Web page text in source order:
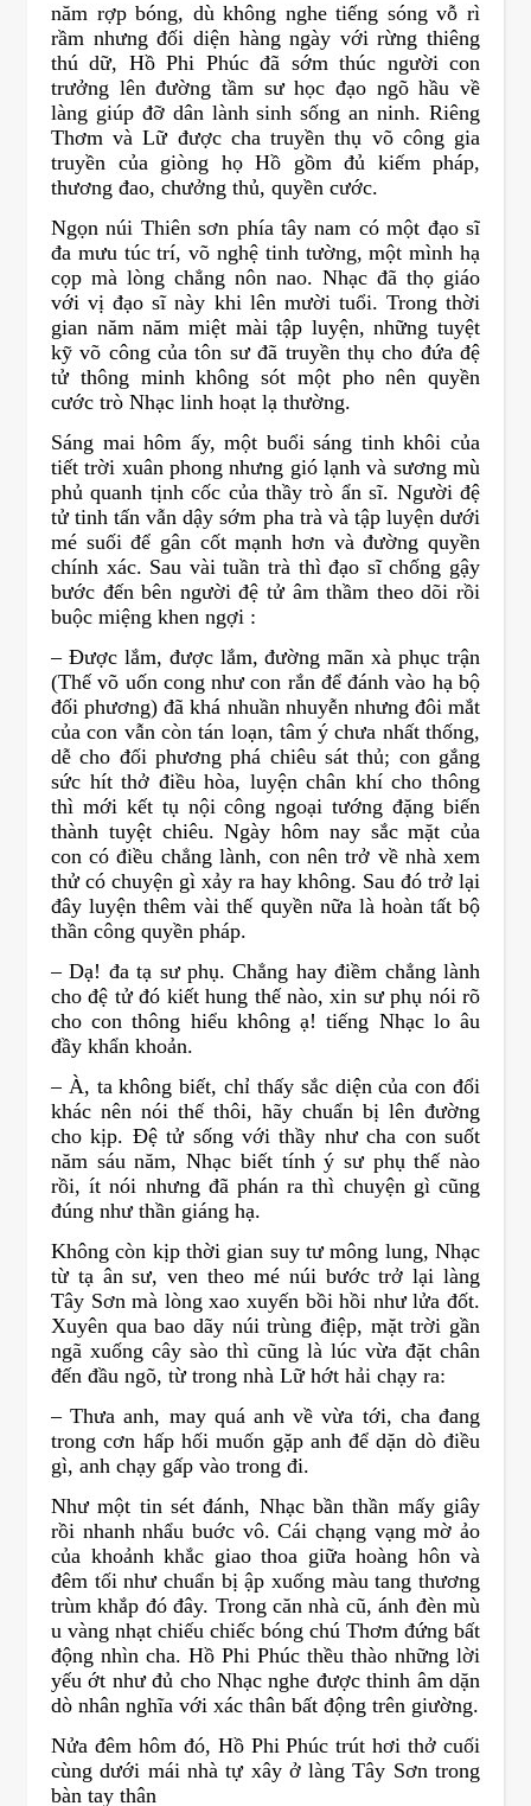
năm rợp bóng, dù không nghe tiếng sóng vỗ rì
rầm nhưng đối diện hàng ngày với rừng thiêng
thú dữ, Hồ Phi Phúc đã sớm thúc người con
trưởng lên đường tầm sư học đạo ngõ hầu về
làng giúp đỡ dân lành sinh sống an ninh. Riêng
Thơm và Lữ được cha truyền thụ võ công gia
truyền của giòng họ Hồ gồm đủ kiếm pháp,
thương đao, chưởng thủ, quyền cước.
Ngọn núi Thiên sơn phía tây nam có một đạo sĩ
đa mưu túc trí, võ nghệ tinh tường, một mình hạ
cọp mà lòng chẳng nôn nao. Nhạc đã thọ giáo
với vị đạo sĩ này khi lên mười tuổi. Trong thời
gian năm năm miệt mài tập luyện, những tuyệt
kỹ võ công của tôn sư đã truyền thụ cho đứa đệ
tử thông minh không sót một pho nên quyền
cước trò Nhạc linh hoạt lạ thường.
Sáng mai hôm ấy, một buổi sáng tinh khôi của
tiết trời xuân phong nhưng gió lạnh và sương mù
phủ quanh tịnh cốc của thầy trò ẩn sĩ. Người đệ
tử tinh tấn vẫn dậy sớm pha trà và tập luyện dưới
mé suối để gân cốt mạnh hơn và đường quyền
chính xác. Sau vài tuần trà thì đạo sĩ chống gậy
bước đến bên người đệ tử âm thầm theo dõi rồi
buộc miệng khen ngợi :
– Được lắm, được lắm, đường mãn xà phục trận
(Thế võ uốn cong như con rắn để đánh vào hạ bộ
đối phương) đã khá nhuần nhuyễn nhưng đôi mắt
của con vẫn còn tán loạn, tâm ý chưa nhất thống,
dễ cho đối phương phá chiêu sát thủ; con gắng
sức hít thở điều hòa, luyện chân khí cho thông
thì mới kết tụ nội công ngoại tướng đặng biến
thành tuyệt chiêu. Ngày hôm nay sắc mặt của
con có điều chẳng lành, con nên trở về nhà xem
thử có chuyện gì xảy ra hay không. Sau đó trở lại
đây luyện thêm vài thế quyền nữa là hoàn tất bộ
thần công quyền pháp.
– Dạ! đa tạ sư phụ. Chẳng hay điềm chẳng lành
cho đệ tử đó kiết hung thế nào, xin sư phụ nói rõ
cho con thông hiểu không ạ! tiếng Nhạc lo âu
đầy khẩn khoản.
– À, ta không biết, chỉ thấy sắc diện của con đổi
khác nên nói thế thôi, hãy chuẩn bị lên đường
cho kịp. Đệ tử sống với thầy như cha con suốt
năm sáu năm, Nhạc biết tính ý sư phụ thế nào
rồi, ít nói nhưng đã phán ra thì chuyện gì cũng
đúng như thần giáng hạ.
Không còn kịp thời gian suy tư mông lung, Nhạc
từ tạ ân sư, ven theo mé núi bước trở lại làng
Tây Sơn mà lòng xao xuyến bồi hồi như lửa đốt.
Xuyên qua bao dãy núi trùng điệp, mặt trời gần
ngã xuống cây sào thì cũng là lúc vừa đặt chân
đến đầu ngõ, từ trong nhà Lữ hớt hải chạy ra:
– Thưa anh, may quá anh về vừa tới, cha đang
trong cơn hấp hối muốn gặp anh để dặn dò điều
gì, anh chạy gấp vào trong đi.
Như một tin sét đánh, Nhạc bần thần mấy giây
rồi nhanh nhẩu buớc vô. Cái chạng vạng mờ ảo
của khoảnh khắc giao thoa giữa hoàng hôn và
đêm tối như chuẩn bị ập xuống màu tang thương
trùm khắp đó đây. Trong căn nhà cũ, ánh đèn mù
u vàng nhạt chiếu chiếc bóng chú Thơm đứng bất
động nhìn cha. Hồ Phi Phúc thều thào những lời
yếu ớt như đủ cho Nhạc nghe được thinh âm dặn
dò nhân nghĩa với xác thân bất động trên giường.
Nửa đêm hôm đó, Hồ Phi Phúc trút hơi thở cuối
cùng dưới mái nhà tự xây ở làng Tây Sơn trong
bàn tay thân